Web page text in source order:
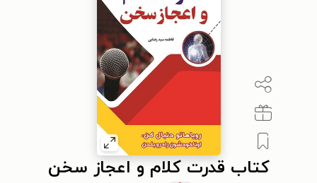
کتاب قدرت کلام و اعجاز سخن